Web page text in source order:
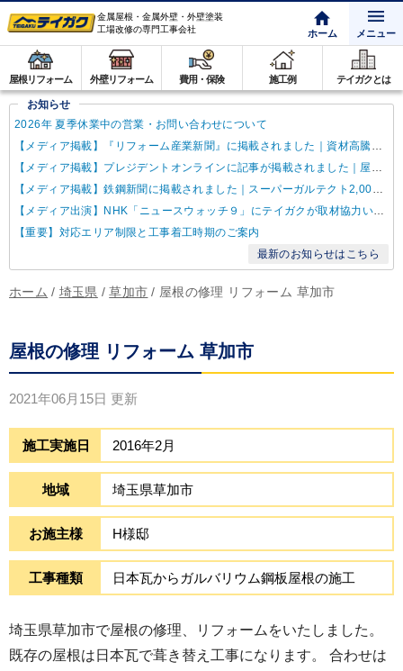
金属屋根・金属外壁・外壁塗装
工場改修の専門工事会社
ホーム メニュー
屋根リフォーム 外壁リフォーム 費用・保険 施工例 テイガクとは
お知らせ
2026年 夏季休業中の営業・お問い合わせについて
【メディア掲載】『リフォーム産業新聞』に掲載されました｜資材高騰・納期遅延に対するテイガクの取り組み
【メディア掲載】プレジデントオンラインに記事が掲載されました｜屋根点検商法について解説
【メディア掲載】鉄鋼新聞に掲載されました｜スーパーガルテクト2,000万㎡達成
【メディア出演】NHK「ニュースウォッチ９」にテイガクが取材協力いたしました
【重要】対応エリア制限と工事着工時期のご案内
最新のお知らせはこちら
ホーム / 埼玉県 / 草加市 / 屋根の修理 リフォーム 草加市
屋根の修理 リフォーム 草加市
2021年06月15日 更新
施工実施日 2016年2月
地域 埼玉県草加市
お施主様 H様邸
工事種類 日本瓦からガルバリウム鋼板屋根の施工
埼玉県草加市で屋根の修理、リフォームをいたしました。
既存の屋根は日本瓦で葺き替え工事になります。 合わせは